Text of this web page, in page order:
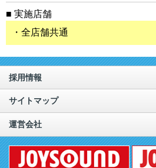
■ 実施店舗
・全店舗共通
採用情報
サイトマップ
運営会社